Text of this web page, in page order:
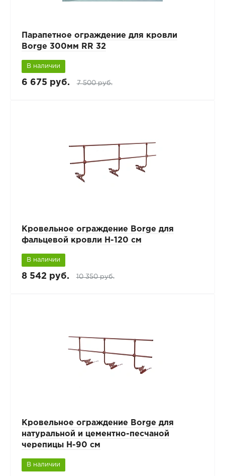
Парапетное ограждение для кровли
Borge 300мм RR 32
В наличии
6 675 руб. 7 500 руб.
Кровельное ограждение Borge для
фальцевой кровли H-120 см
В наличии
8 542 руб. 10 350 руб.
Кровельное ограждение Borge для
натуральной и цементно-песчаной
черепицы H-90 см
В наличии